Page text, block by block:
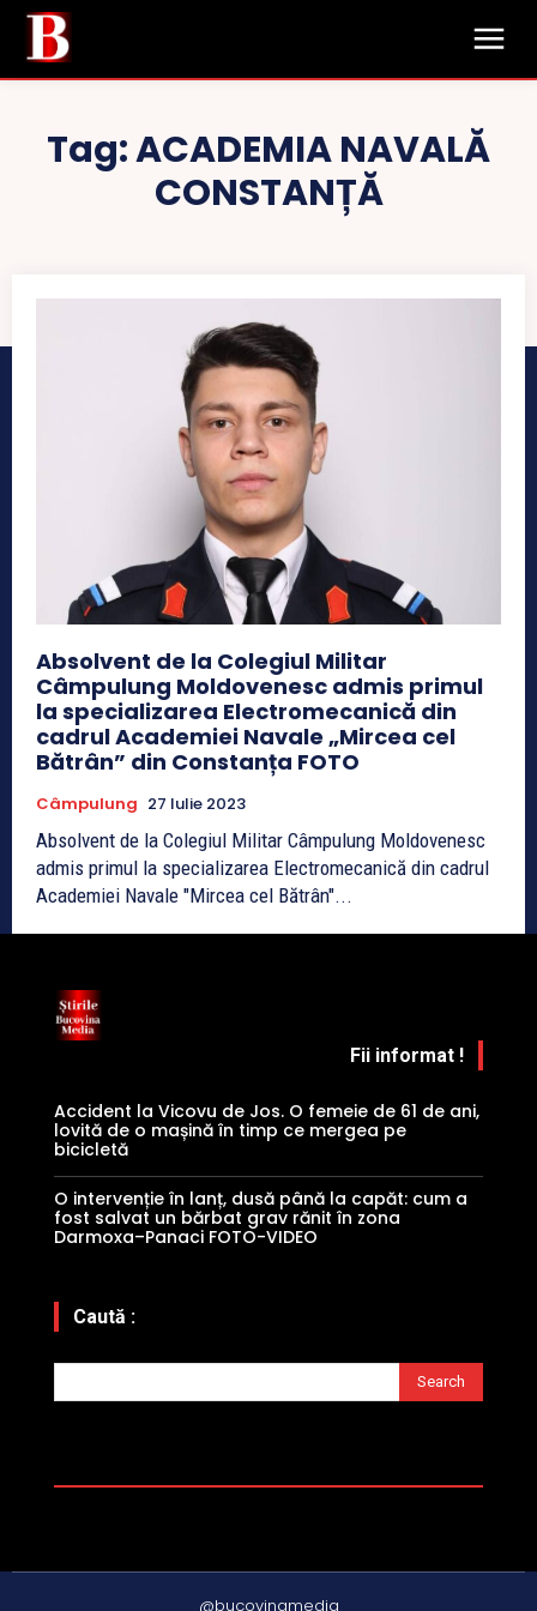
Tag:ACADEMIA NAVALĂ
CONSTANȚĂ
Absolvent de la Colegiul Militar
Câmpulung Moldovenesc admis primul
la specializarea Electromecanică din
cadrul Academiei Navale „Mircea cel
Bătrân” din Constanța FOTO
Câmpulung 27 Iulie 2023
Absolvent de la Colegiul Militar Câmpulung Moldovenesc
admis primul la specializarea Electromecanică din cadrul
Academiei Navale "Mircea cel Bătrân"...
Fii informat !
Accident la Vicovu de Jos. O femeie de 61 de ani,
lovită de o mașină în timp ce mergea pe
bicicletă
O intervenție în lanț, dusă până la capăt: cum a
fost salvat un bărbat grav rănit în zona
Darmoxa–Panaci FOTO-VIDEO
Caută :
Search
@bucovinamedia